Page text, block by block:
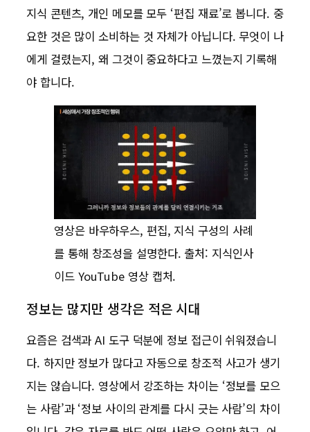
지식 콘텐츠, 개인 메모를 모두 ‘편집 재료’로 봅니다. 중
요한 것은 많이 소비하는 것 자체가 아닙니다. 무엇이 나
에게 걸렸는지, 왜 그것이 중요하다고 느꼈는지 기록해
야 합니다.
영상은 바우하우스, 편집, 지식 구성의 사례
를 통해 창조성을 설명한다. 출처: 지식인사
이드 YouTube 영상 캡처.
정보는 많지만 생각은 적은 시대
요즘은 검색과 AI 도구 덕분에 정보 접근이 쉬워졌습니
다. 하지만 정보가 많다고 자동으로 창조적 사고가 생기
지는 않습니다. 영상에서 강조하는 차이는 ‘정보를 모으
는 사람’과 ‘정보 사이의 관계를 다시 긋는 사람’의 차이